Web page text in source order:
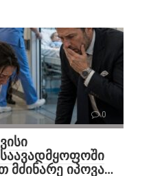
0
მძინარე იპოვა…